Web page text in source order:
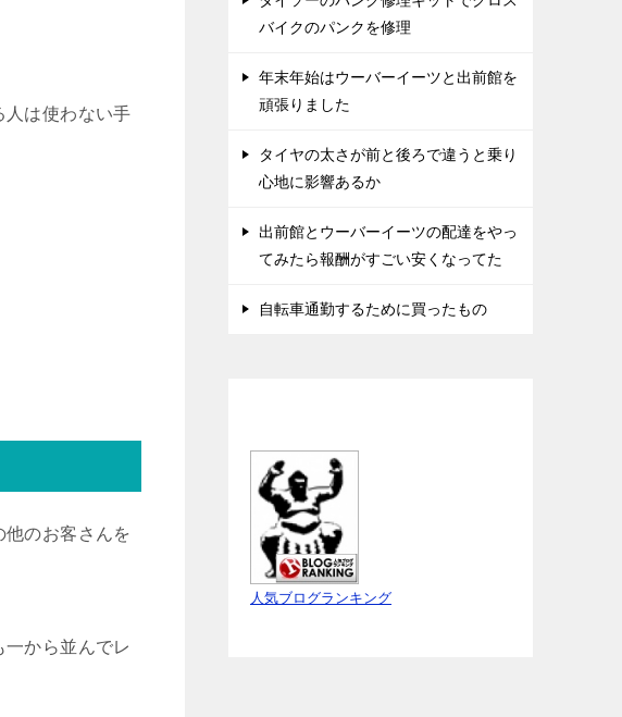
人は使わない手
のお客さんを
から並んでレ
バイクのパンクを修理
年末年始はウーバーイーツと出前館を
頑張りました
タイヤの太さが前と後ろで違うと乗り
心地に影響あるか
出前館とウーバーイーツの配達をやっ
てみたら報酬がすごい安くなってた
自転車通勤するために買ったもの
人気ブログランキング